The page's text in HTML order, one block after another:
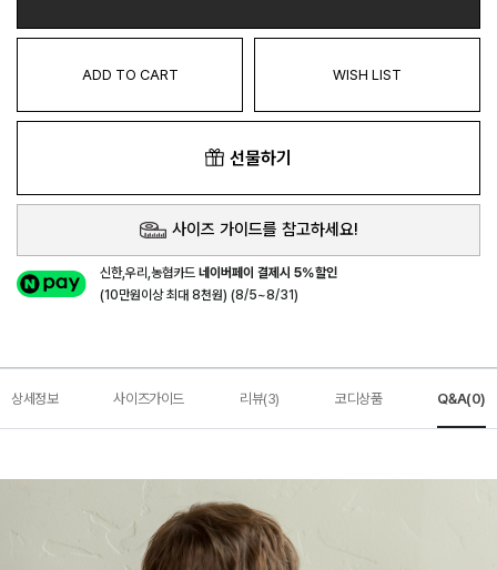
ADD TO CART WISH LIST
선물하기
사이즈 가이드를 참고하세요!
신한,우리,농협카드네이버페이 결제시 5%할인
(10만원이상 최대 8천원) (8/5~8/31)
상세정보 사이즈가이드 리뷰(3) 코디상품 Q&A(0)